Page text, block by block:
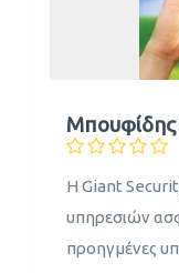
Μπουφίδης
Η Giant
υπηρεσιών
προηγμένες